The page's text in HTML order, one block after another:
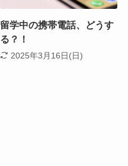
留学中の携帯電話、どうす
る？！
2025年3月16日(日)